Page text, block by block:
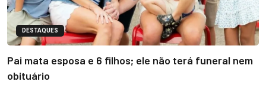
DESTAQUES
Pai mata esposa e 6 filhos; ele não terá funeral nem
obituário